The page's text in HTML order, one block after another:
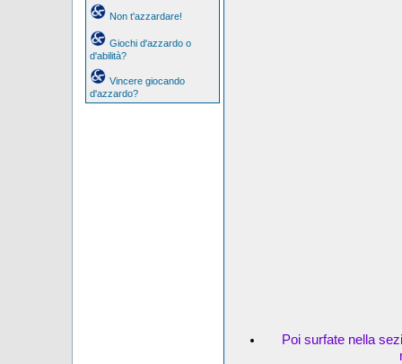
Non t'azzardare!
Giochi d'azzardo o
d'abilità?
Vincere giocando
d'azzardo?
Poi surfate nella